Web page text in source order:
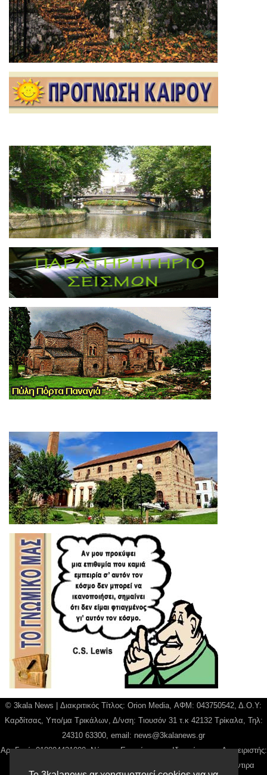
© 3kala News | Διακριτικός Τίτλος: Orion Media, ΑΦΜ: 043750542, Δ.Ο.Υ:
Καρδίτσας, Υπο/μα Τρικάλων, Δ/νση: Τιουσόν 31 τ.κ 42132 Τρίκαλα, Τηλ:
24310 63300, email: news@3kalanews.gr
Αρ. Γεμή: 018804431000, Νόμιμος Εκπρόσωπος, Ιδιοκτήτης και Διαχειριστής:
Παναγιώτης Φιλίππου, Διευθύντρια: Γιαννουσά Βασιλική, Διευθύντιρα